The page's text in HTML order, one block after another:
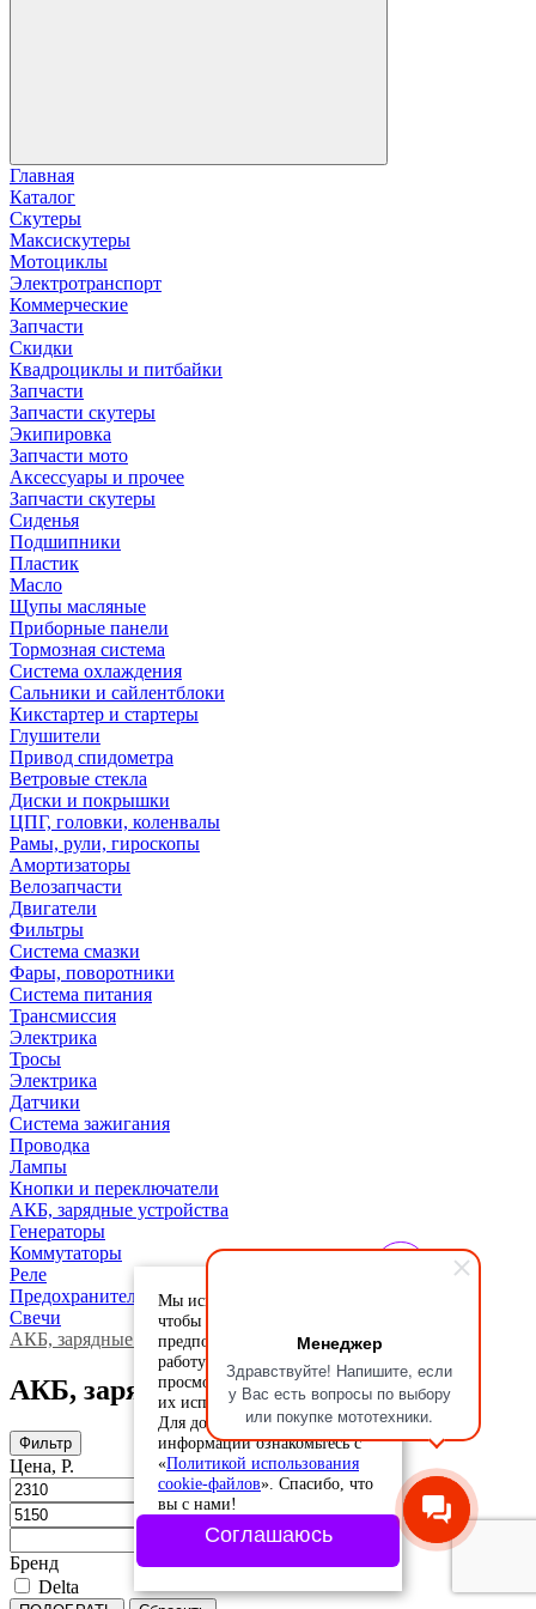
Менеджер
Здравствуйте! Напишите, если
у Вас есть вопросы по выбору
или покупке мототехники.
Главная
Каталог
Скутеры
Максискутеры
Мотоциклы
Электротранспорт
Коммерческие
Запчасти
Скидки
Квадроциклы и питбайки
Запчасти
Запчасти скутеры
Экипировка
Запчасти мото
Аксессуары и прочее
Запчасти скутеры
Сиденья
Подшипники
Пластик
Масло
Щупы масляные
Приборные панели
Тормозная система
Система охлаждения
Сальники и сайлентблоки
Кикстартер и стартеры
Глушители
Привод спидометра
Ветровые стекла
Диски и покрышки
ЦПГ, головки, коленвалы
Рамы, рули, гироскопы
Амортизаторы
Велозапчасти
Двигатели
Фильтры
Система смазки
Фары, поворотники
Система питания
Трансмиссия
Электрика
Тросы
Электрика
Датчики
Система зажигания
Проводка
Лампы
Кнопки и переключатели
АКБ, зарядные устройства
Генераторы
Коммутаторы
Реле
Предохранители
Свечи
АКБ, зарядные устройства
АКБ, зарядные устройства
Фильтр
Цена, Р.
Бренд
Delta
Мы используем cookie-файлы,
чтобы учесть ваши
предпочтения и улучшить
работу сайта. Продолжая
просмотр, вы соглашаетесь с
их использованием.
Для дополнительной
информации ознакомьтесь с
«Политикой использования
cookie-файлов». Спасибо, что
вы с нами!
Соглашаюсь